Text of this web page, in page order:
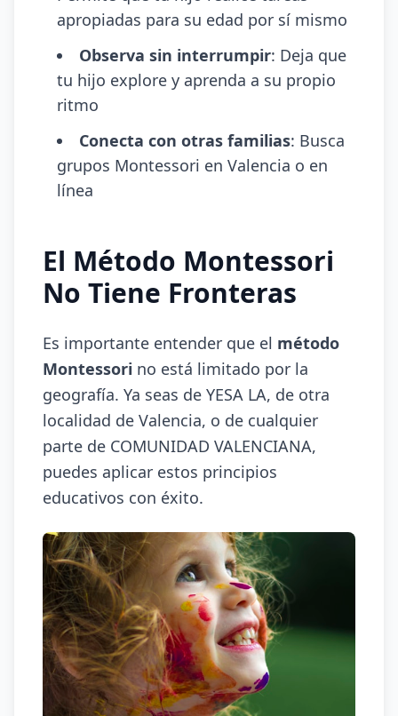
apropiadas para su edad por sí mismo
Observa sin interrumpir: Deja que
tu hijo explore y aprenda a su propio
ritmo
Conecta con otras familias: Busca
grupos Montessori en Valencia o en
línea
El Método Montessori
No Tiene Fronteras
Es importante entender que el método
Montessori no está limitado por la
geografía. Ya seas de YESA LA, de otra
localidad de Valencia, o de cualquier
parte de COMUNIDAD VALENCIANA,
puedes aplicar estos principios
educativos con éxito.